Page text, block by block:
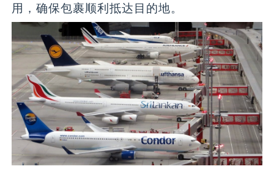
用，确保包裹顺利抵达目的地。